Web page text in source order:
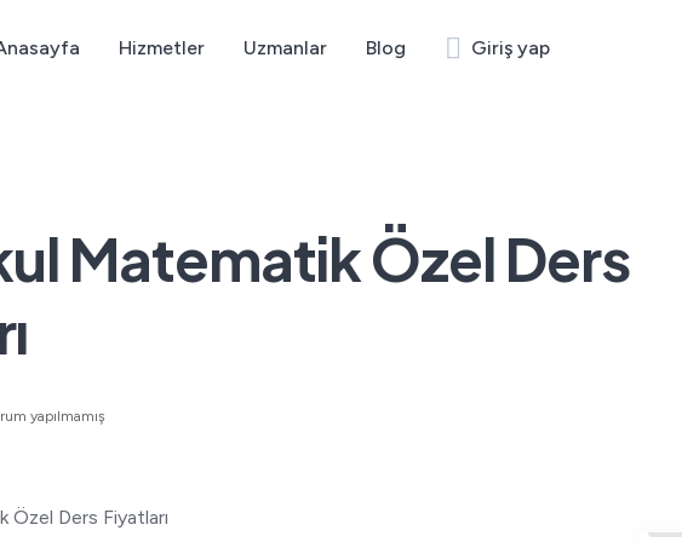
Hizmetler Uzmanlar Blog Giriş yap
Matematik Özel Ders
yapılmamış